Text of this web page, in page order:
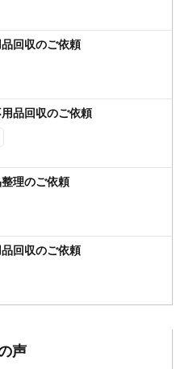
回収のご依頼
品回収のご依頼
理のご依頼
回収のご依頼
声